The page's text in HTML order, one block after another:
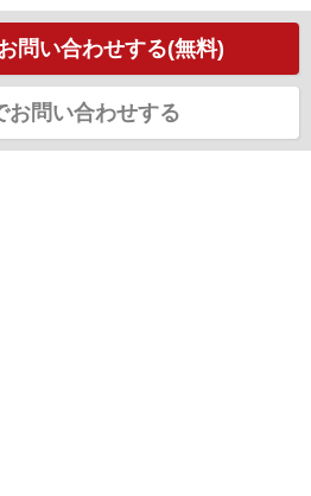
問い合わせする(無料)
お問い合わせする